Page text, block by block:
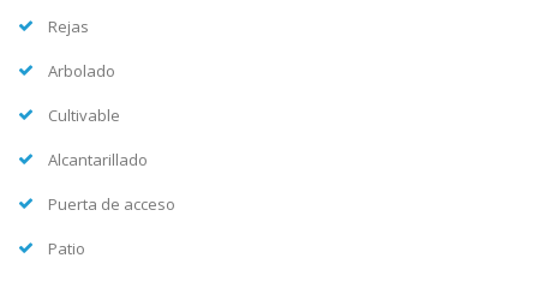
Rejas
Arbolado
Cultivable
Alcantarillado
Puerta de acceso
Patio